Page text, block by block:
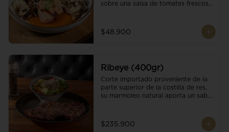
sobre una salsa de tomates frescos y
$48.900
Ribeye (400gr)
Corte importado proveniente de la
parte superior de la costilla de res,
su marmoleo natural aporta un sabor
con cristales de sal y mantequilla de
ajo y pimientos. Acompañado de una
$235.900